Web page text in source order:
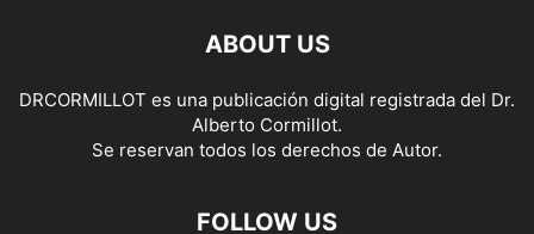
ABOUT US
DRCORMILLOT es una publicación digital registrada del Dr.
Alberto Cormillot.
Se reservan todos los derechos de Autor.
FOLLOW US